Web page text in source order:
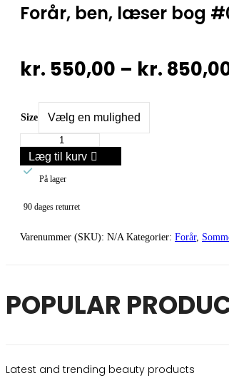
Forår, ben, læser bog
kr. 550,00 – kr.
Size
ben,
læser
bog
#0466
Læg til kurv

På lager
90 dages returret
Varenummer (SKU): N/A Kategorier: Forår,
POPULAR
Latest and trending beauty products